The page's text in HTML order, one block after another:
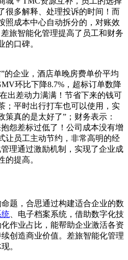
很多解释、处理投诉的时间！而
照成本中心自动拆分的，对账效
旅智能化管理提高了员工和财务
的口碑。
的企业，酒店单晚房费单价平均
环比下降8.7%，超标订单数降
出差动力满满！节省下来的钱可
；平时出行打车也可以使用，实
策真的是太好了”；财务表示：
怨差标过低了！公司成本没有增
让员工主动节约，非常高明的经
理通过激励机制，实现了企业成
的提高。
题，合思通过构建适合企业的数
统 、电子档案系统，借助数字化技
作业占比，能帮助企业激活各资
创造商业价值。差旅智能化管理
。